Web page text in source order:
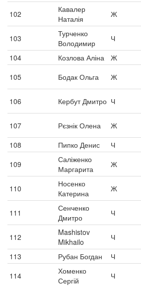
102
Кавалер
Наталія
Ж
103
Турченко
Володимир
Ч
104
Козлова Аліна Ж
105
Бодак Ольга Ж
106 Кербут Дмитро Ч
107 Рєзнік Олена Ж
108
Пипко Денис Ч
109
Саліженко
Маргарита
Ж
110
Носенко
Катерина
Ж
111
Сенченко
Дмитро
Ч
112
Mashistov
Mikhailo
Ч
113
Рубан Богдан Ч
114
Хоменко
Сергій
Ч